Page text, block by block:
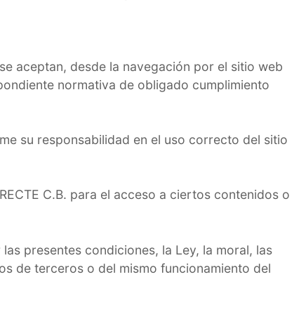
aceptan, desde la navegación por el sitio web
normativa de obligado cumplimiento
su responsabilidad en el uso correcto del sitio
C.B. para el acceso a ciertos contenidos o
presentes condiciones, la Ley, la moral, las
de terceros o del mismo funcionamiento del